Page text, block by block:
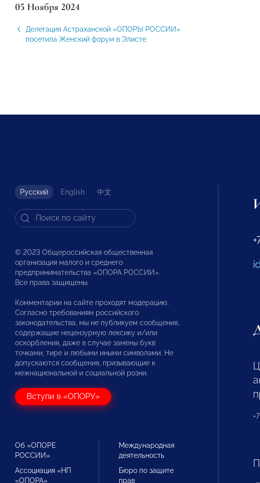
05 Ноября 2024
Делегация Астраханской «ОПОРЫ РОССИИ»
посетила Женский форум в Элисте
Русский English 中文
© 2023 Общероссийская общественная
организация малого и среднего
предпринимательства «ОПОРА РОССИИ».
Все права защищены.
Комментарии на сайте проходят модерацию.
Согласно требованиям российского
законодательства, мы не публикуем сообщения,
содержащие нецензурную лексику и/или
оскорбления, даже в случае замены букв
точками, тире и любыми иными символами. Не
допускаются сообщения, призывающие к
межнациональной и социальной розни.
Вступи в «ОПОРУ»
Об «ОПОРЕ
РОССИИ»
Ассоциация «НП
«ОПОРА»
Международная
деятельность
Бюро по защите
прав